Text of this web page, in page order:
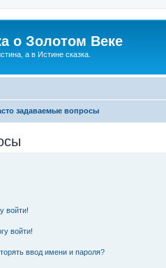
о Золотом Веке
а в Истине сказка.
задаваемые вопросы
войти!
войти!
ввод имени и пароля?